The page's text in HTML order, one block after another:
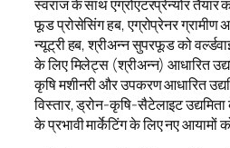
स्वराज के साथ एग्रोएंटरप्रेन्योर तैयार
फूड प्रोस‍ेसिंग हब, एग्रोप्रेनर ग्रामीण
न्‍यूट्री हब, श्रीअन्‍न सुपरफूड को
के लिए मिलेट्स (श्रीअन्‍न) आधारित
कृषि‍ मशीनरी और उपकरण आधारित
वि‍स्‍तार, ड्रोन-कृषि-सैटेलाइट उद्यमिता
के प्रभावी मार्केटिंग के लिए नए आयामों